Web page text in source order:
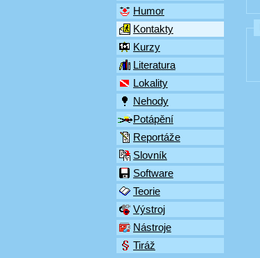
Humor
Kontakty
Kurzy
Literatura
Lokality
Nehody
Potápění
Reportáže
Slovník
Software
Teorie
Výstroj
Nástroje
Tiráž